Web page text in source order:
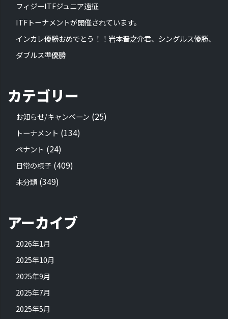
フィジーITFジュニア遠征
ITFトーナメントが開催されています。
インカレ優勝おめでとう！！岩本晋之介君、シングルス優勝、
ダブルス準優勝
カテゴリー
お知らせ/キャンペーン (25)
トーナメント (134)
ペナント (24)
日常の様子 (409)
未分類 (349)
アーカイブ
2026年1月
2025年10月
2025年9月
2025年7月
2025年5月